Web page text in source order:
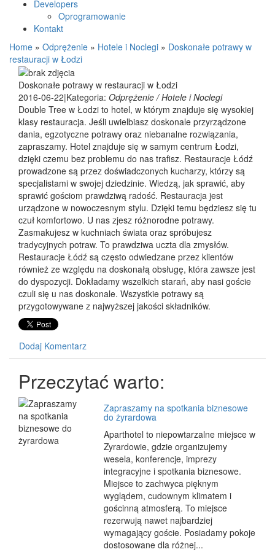
Developers
Oprogramowanie
Kontakt
Home » Odprężenie » Hotele i Noclegi » Doskonałe potrawy w
restauracji w Łodzi
Doskonałe potrawy w restauracji w Łodzi
2016-06-22|Kategoria: Odprężenie / Hotele i Noclegi
Double Tree w Łodzi to hotel, w którym znajduje się wysokiej
klasy restauracja. Jeśli uwielbiasz doskonale przyrządzone
dania, egzotyczne potrawy oraz niebanalne rozwiązania,
zapraszamy. Hotel znajduje się w samym centrum Łodzi,
dzięki czemu bez problemu do nas trafisz. Restauracje Łódź
prowadzone są przez doświadczonych kucharzy, którzy są
specjalistami w swojej dziedzinie. Wiedzą, jak sprawić, aby
sprawić gościom prawdziwą radość. Restauracja jest
urządzone w nowoczesnym stylu. Dzięki temu będziesz się tu
czuł komfortowo. U nas zjesz różnorodne potrawy.
Zasmakujesz w kuchniach świata oraz spróbujesz
tradycyjnych potraw. To prawdziwa uczta dla zmysłów.
Restauracje Łódź są często odwiedzane przez klientów
również ze względu na doskonałą obsługę, która zawsze jest
do dyspozycji. Dokładamy wszelkich starań, aby nasi goście
czuli się u nas doskonale. Wszystkie potrawy są
przygotowywane z najwyższej jakości składników.
Dodaj Komentarz
Przeczytać warto:
Zapraszamy na spotkania biznesowe
do żyrardowa
Aparthotel to niepowtarzalne miejsce w
Zyrardowie, gdzie organizujemy
wesela, konferencje, imprezy
integracyjne i spotkania biznesowe.
Miejsce to zachwyca pięknym
wyglądem, cudownym klimatem i
gościnną atmosferą. To miejsce
rezerwują nawet najbardziej
wymagający goście. Posiadamy pokoje
dostosowane dla różnej...